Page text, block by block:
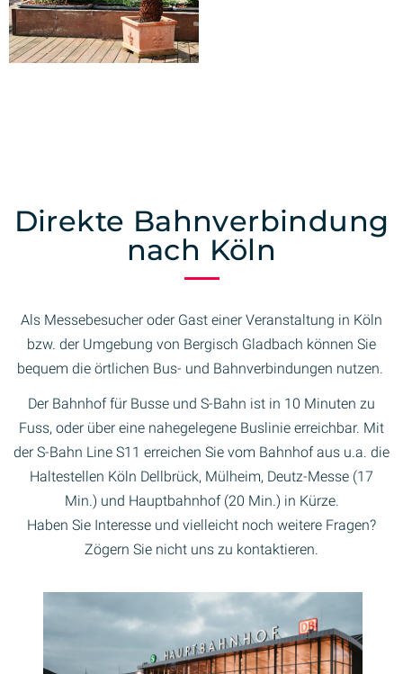
Direkte Bahnverbindung
nach Köln
Als Messebesucher oder Gast einer Veranstaltung in Köln
bzw. der Umgebung von Bergisch Gladbach können Sie
bequem die örtlichen Bus- und Bahnverbindungen nutzen.
Der Bahnhof für Busse und S-Bahn ist in 10 Minuten zu
Fuss, oder über eine nahegelegene Buslinie erreichbar. Mit
der S-Bahn Line S11 erreichen Sie vom Bahnhof aus u.a. die
Haltestellen Köln Dellbrück, Mülheim, Deutz-Messe (17
Min.) und Hauptbahnhof (20 Min.) in Kürze.
Haben Sie Interesse und vielleicht noch weitere Fragen?
Zögern Sie nicht uns zu kontaktieren.